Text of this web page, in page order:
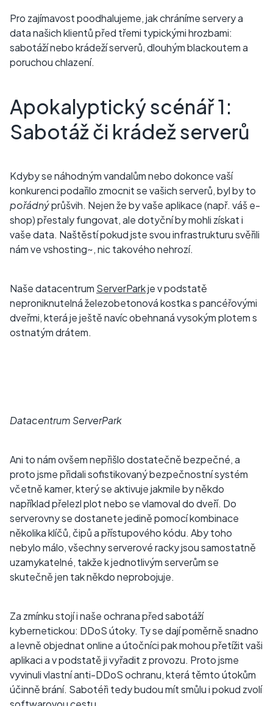
Pro zajímavost poodhalujeme, jak chráníme servery a
data našich klientů před třemi typickými hrozbami:
sabotáží nebo krádeží serverů, dlouhým blackoutem a
poruchou chlazení.
Apokalyptický scénář 1:
Sabotáž či krádež serverů
Kdyby se náhodným vandalům nebo dokonce vaší
konkurenci podařilo zmocnit se vašich serverů, byl by to
pořádnýprůšvih. Nejen že by vaše aplikace (např. váš e-
shop) přestaly fungovat, ale dotyční by mohli získat i
vaše data. Naštěstí pokud jste svou infrastrukturu svěřili
nám ve vshosting~, nic takového nehrozí.
Naše datacentrum ServerParkje v podstatě
neproniknutelná železobetonová kostka s pancéřovými
dveřmi, která je ještě navíc obehnaná vysokým plotem s
ostnatým drátem.
Datacentrum ServerPark
Ani to nám ovšem nepřišlo dostatečně bezpečné, a
proto jsme přidali sofistikovaný bezpečnostní systém
včetně kamer, který se aktivuje jakmile by někdo
například přelezl plot nebo se vlamoval do dveří. Do
serverovny se dostanete jedině pomocí kombinace
několika klíčů, čipů a přístupového kódu. Aby toho
nebylo málo, všechny serverové racky jsou samostatně
uzamykatelné, takže k jednotlivým serverům se
skutečně jen tak někdo neprobojuje.
Za zmínku stojí i naše ochrana před sabotáží
kybernetickou: DDoS útoky. Ty se dají poměrně snadno
a levně objednat online a útočníci pak mohou přetížit vaši
aplikaci a v podstatě ji vyřadit z provozu. Proto jsme
vyvinuli vlastní anti-DDoS ochranu, která těmto útokům
účinně brání. Sabotéři tedy budou mít smůlu i pokud zvolí